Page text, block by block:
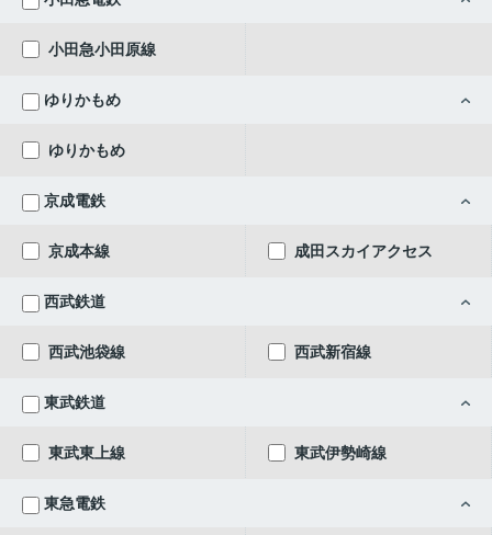
小田急小田原線
ゆりかもめ
ゆりかもめ
京成電鉄
京成本線 成田スカイアクセス
西武鉄道
西武池袋線 西武新宿線
東武鉄道
東武東上線 東武伊勢崎線
東急電鉄